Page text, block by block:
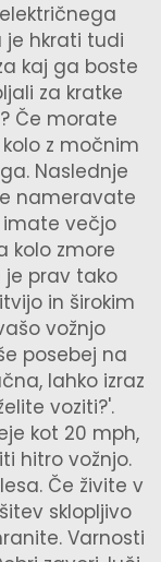
je hkrati tudi
kaj ga boste
za kratke
Če morate
z močnim
Naslednje
nameravate
večjo
kolo zmore
prav tako
in širokim
vožnjo
posebej na
lahko izraz
voziti?'.
kot 20 mph,
hitro vožnjo.
Če živite v
sklopljivo
Varnosti